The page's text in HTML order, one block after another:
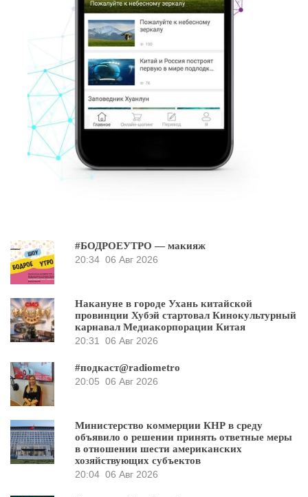
#БОДРОЕУТРО — макияж
20:34 06 Авг 2026
Накануне в городе Ухань китайской
провинции Хубэй стартовал Кинокультурный
карнавал Медиакорпорации Китая
20:31
06 Авг 2026
#подкаст@radiometro
20:05 06 Авг 2026
Министерство коммерции КНР в среду
объявило о решении принять ответные меры
в отношении шести американских
хозяйствующих субъектов
20:04 06 Авг 2026